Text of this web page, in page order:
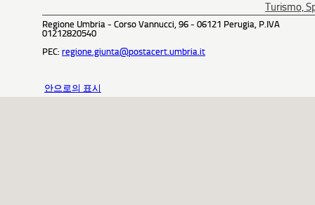
Turismo,
Regione Umbria - Corso Vannucci, 96 - 06121 Perugia, P.IVA
01212820540
PEC: regione.giunta@postacert.umbria.it
안으로의 표시